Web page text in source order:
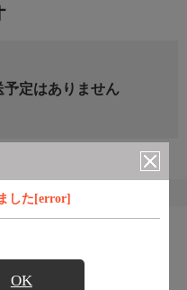
した[error]
OK
予定はありません